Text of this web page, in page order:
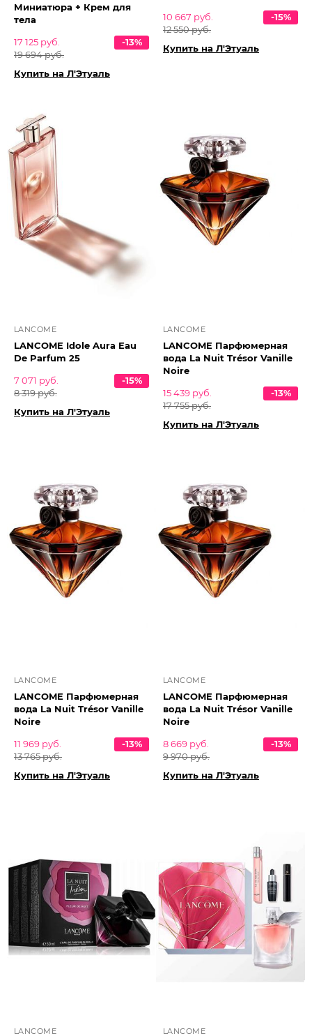
Миниатюра + Крем для
тела
17 125 руб.
19 694 руб.
-13%
Купить на Л'Этуаль
10 667 руб.
12 550 руб.
-15%
Купить на Л'Этуаль
LANCOME
LANCOME Idole Aura Eau
De Parfum 25
7 071 руб.
8 319 руб.
-15%
Купить на Л'Этуаль
LANCOME
LANCOME Парфюмерная
вода La Nuit Trésor Vanille
Noire
15 439 руб.
17 755 руб.
-13%
Купить на Л'Этуаль
LANCOME
LANCOME Парфюмерная
вода La Nuit Trésor Vanille
Noire
11 969 руб.
13 765 руб.
-13%
Купить на Л'Этуаль
LANCOME
LANCOME Парфюмерная
вода La Nuit Trésor Vanille
Noire
8 669 руб.
9 970 руб.
-13%
Купить на Л'Этуаль
LANCOME LANCOME